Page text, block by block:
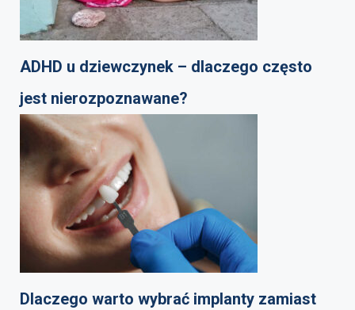
ADHD u dziewczynek – dlaczego często
jest nierozpoznawane?
Dlaczego warto wybrać implanty zamiast